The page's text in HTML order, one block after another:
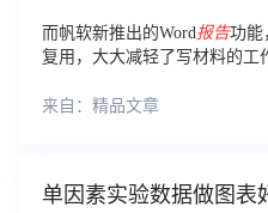
而帆软新推出的Word报告功能
复用，大大减轻了写材料的工
来自：精品文章
单因素实验数据做图表